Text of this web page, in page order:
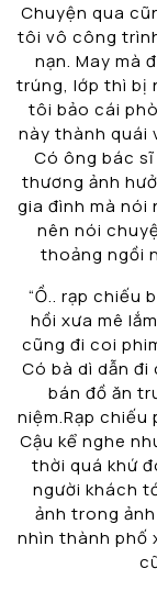
Chuyện qua
tôi vô công
nạn. May mà
trúng, lớp thì bị
tôi bảo cái
này thành quái
Có ông bác
thương ảnh
gia đình mà nói
nên nói
thoảng ngồi
“Ồ.. rạp chiếu
hồi xưa mê
cũng đi coi
Có bà dì dẫn đi
bán đồ ăn
niệm.Rạp chiếu
Cậu kể nghe
thời quá khứ
người khách
ảnh trong
nhìn thành phố